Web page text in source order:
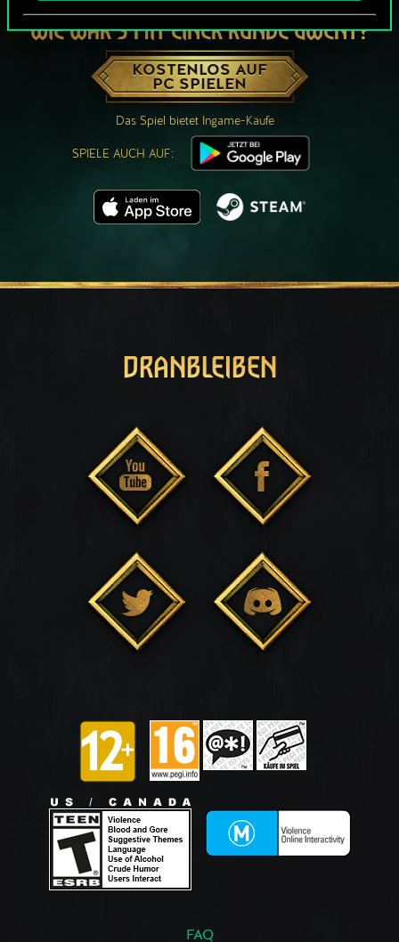
WIE WÄR’S MIT EINER RUNDE GWENT?
KOSTENLOS AUF
PC SPIELEN
Das Spiel bietet Ingame-Käufe
SPIELE AUCH AUF:
DRANBLEIBEN
FAQ